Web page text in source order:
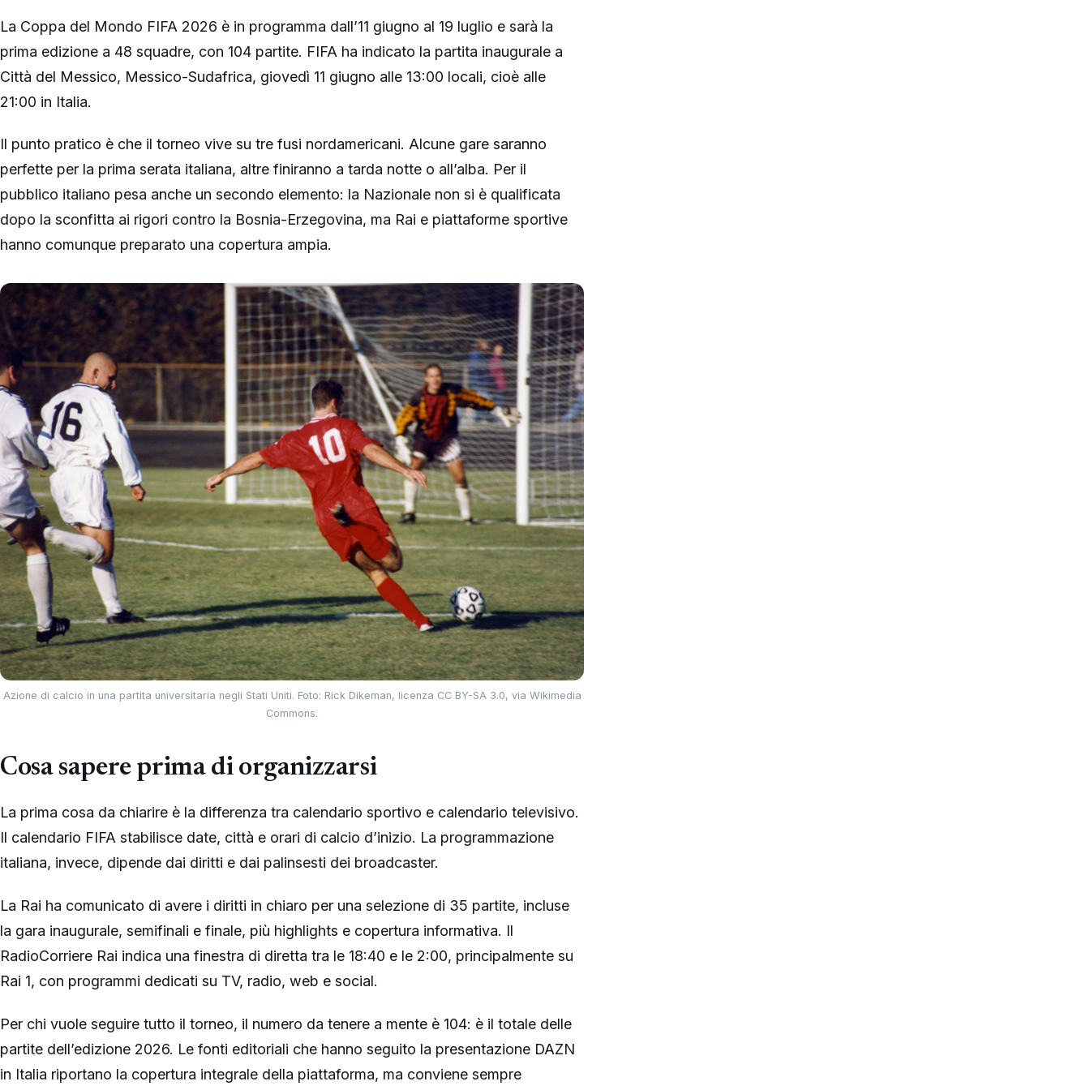
La Coppa del Mondo FIFA 2026 è in programma dall’11 giugno al 19 luglio e sarà la
prima edizione a 48 squadre, con 104 partite. FIFA ha indicato la partita inaugurale a
Città del Messico, Messico-Sudafrica, giovedì 11 giugno alle 13:00 locali, cioè alle
21:00 in Italia.
Il punto pratico è che il torneo vive su tre fusi nordamericani. Alcune gare saranno
perfette per la prima serata italiana, altre finiranno a tarda notte o all’alba. Per il
pubblico italiano pesa anche un secondo elemento: la Nazionale non si è qualificata
dopo la sconfitta ai rigori contro la Bosnia-Erzegovina, ma Rai e piattaforme sportive
hanno comunque preparato una copertura ampia.
Azione di calcio in una partita universitaria negli Stati Uniti. Foto: Rick Dikeman, licenza CC BY-SA 3.0, via Wikimedia
Commons.
Cosa sapere prima di organizzarsi
La prima cosa da chiarire è la differenza tra calendario sportivo e calendario televisivo.
Il calendario FIFA stabilisce date, città e orari di calcio d’inizio. La programmazione
italiana, invece, dipende dai diritti e dai palinsesti dei broadcaster.
La Rai ha comunicato di avere i diritti in chiaro per una selezione di 35 partite, incluse
la gara inaugurale, semifinali e finale, più highlights e copertura informativa. Il
RadioCorriere Rai indica una finestra di diretta tra le 18:40 e le 2:00, principalmente su
Rai 1, con programmi dedicati su TV, radio, web e social.
Per chi vuole seguire tutto il torneo, il numero da tenere a mente è 104: è il totale delle
partite dell’edizione 2026. Le fonti editoriali che hanno seguito la presentazione DAZN
in Italia riportano la copertura integrale della piattaforma, ma conviene sempre